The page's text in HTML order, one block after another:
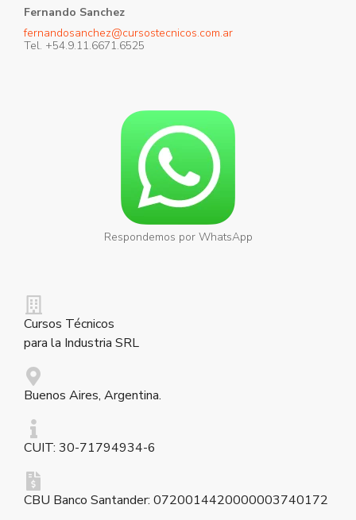
Fernando Sanchez
fernandosanchez@cursostecnicos.com.ar
Tel. +54.9.11.6671.6525
Respondemos por WhatsApp
Cursos Técnicos
para la Industria SRL
Buenos Aires, Argentina.
CUIT: 30-71794934-6
CBU Banco Santander: 0720014420000003740172